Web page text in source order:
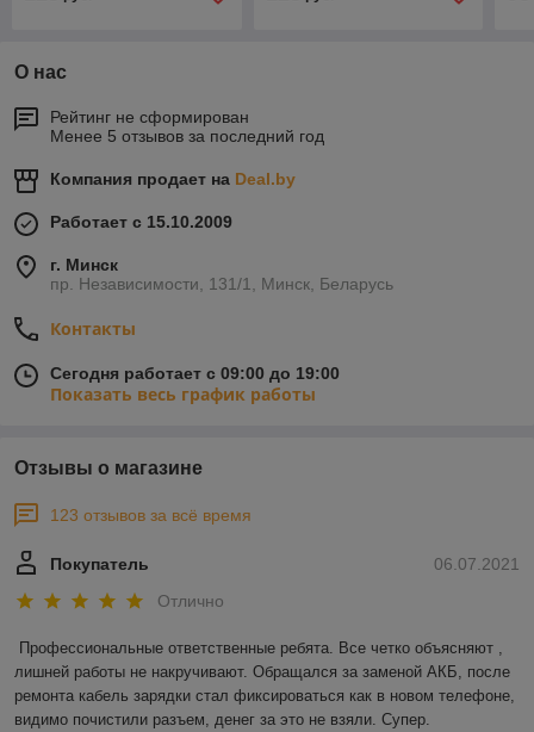
О нас
Рейтинг не сформирован
Менее 5 отзывов за последний год
Компания продает на Deal.by
Работает с 15.10.2009
г. Минск
пр. Независимости, 131/1, Минск, Беларусь
Контакты
Сегодня работает с 09:00 до 19:00
Показать весь график работы
Отзывы о магазине
123 отзывов за всё время
06.07.2021
Покупатель
Отлично
Профессиональные ответственные ребята. Все четко объясняют ,
лишней работы не накручивают. Обращался за заменой АКБ, после
ремонта кабель зарядки стал фиксироваться как в новом телефоне,
видимо почистили разъем, денег за это не взяли. Супер.